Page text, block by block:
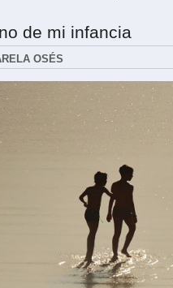
de mi infancia
OSÉS